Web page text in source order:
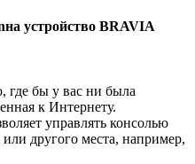
устройство BRAVIA
где бы у вас ни была
к Интернету.
управлять консолью
другого места, например,